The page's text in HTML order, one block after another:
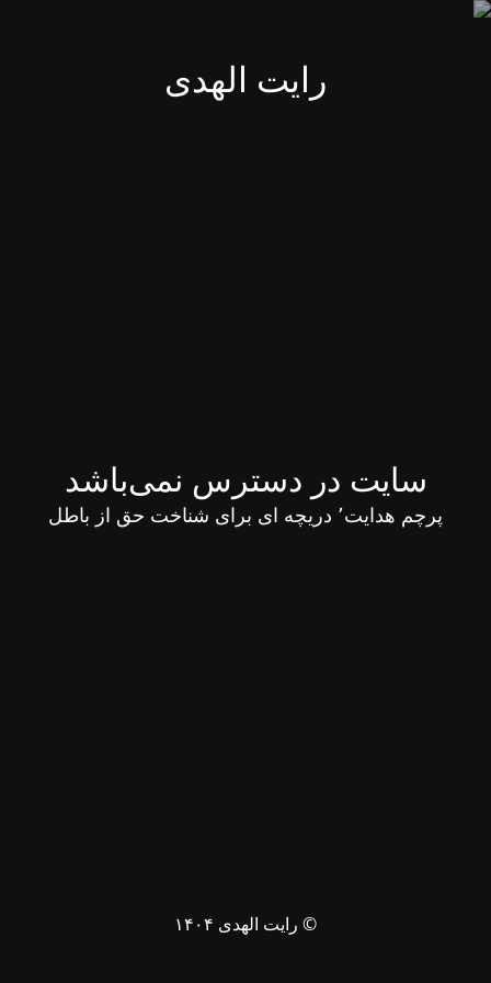
رایت الهدی
سایت در دسترس نمی‌باشد
پرچم هدایت٬ دریچه ای برای شناخت حق از باطل
© رایت الهدی ۱۴۰۴